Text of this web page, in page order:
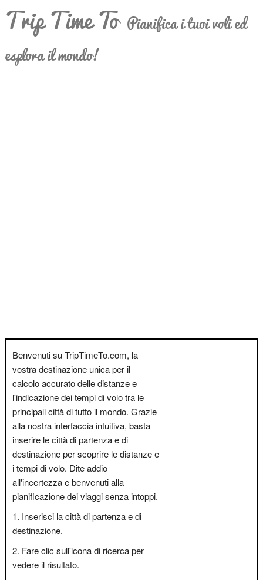
Trip Time To Pianifica i tuoi voli ed
esplora il mondo!
Benvenuti su TripTimeTo.com, la
vostra destinazione unica per il
calcolo accurato delle distanze e
l'indicazione dei tempi di volo tra le
principali città di tutto il mondo. Grazie
alla nostra interfaccia intuitiva, basta
inserire le città di partenza e di
destinazione per scoprire le distanze e
i tempi di volo. Dite addio
all'incertezza e benvenuti alla
pianificazione dei viaggi senza intoppi.
Inserisci la città di partenza e di
destinazione.
Fare clic sull'icona di ricerca per
vedere il risultato.